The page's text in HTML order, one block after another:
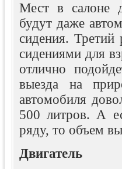
Мест в салоне
будут даже
сидения.Третий
сидениями для
отлично
выезда на
автомобиля
500 литров. А
ряду, то объем
Двигатель